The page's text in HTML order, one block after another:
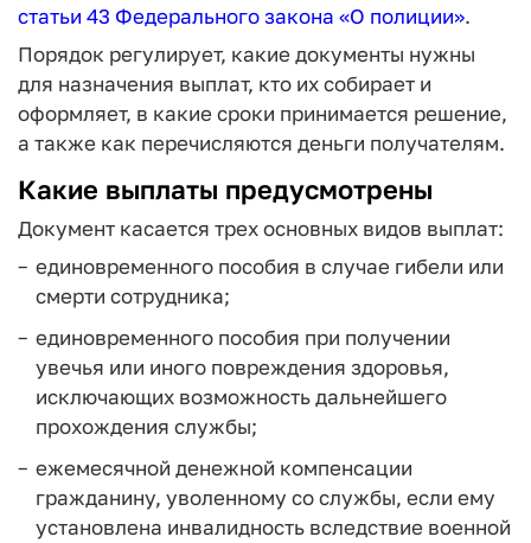
статьи 43 Федерального закона «О полиции».
Порядок регулирует, какие документы нужны
для назначения выплат, кто их собирает и
оформляет, в какие сроки принимается решение,
а также как перечисляются деньги получателям.
Какие выплаты предусмотрены
Документ касается трех основных видов выплат:
единовременного пособия в случае гибели или
смерти сотрудника;
единовременного пособия при получении
увечья или иного повреждения здоровья,
исключающих возможность дальнейшего
прохождения службы;
ежемесячной денежной компенсации
гражданину, уволенному со службы, если ему
установлена инвалидность вследствие военной